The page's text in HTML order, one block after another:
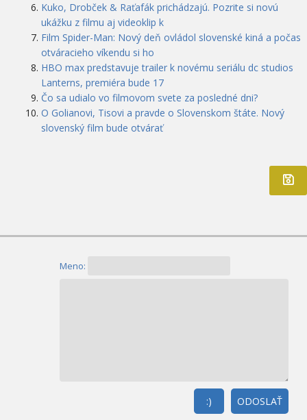
Kuko, Drobček & Raťafák prichádzajú. Pozrite si novú
ukážku z filmu aj videoklip k
Film Spider-Man: Nový deň ovládol slovenské kiná a počas
otváracieho víkendu si ho
HBO max predstavuje trailer k novému seriálu dc studios
Lanterns, premiéra bude 17
Čo sa udialo vo filmovom svete za posledné dni?
O Golianovi, Tisovi a pravde o Slovenskom štáte. Nový
slovenský film bude otvárať
Meno:
ODOSLAŤ
:)